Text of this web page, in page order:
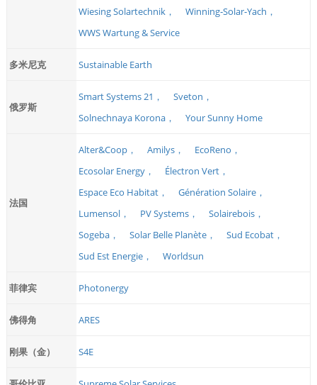
Wiesing Solartechnik，
Winning‑Solar‑Yach，
WWS Wartung & Service
多米尼克 Sustainable Earth
俄罗斯
Smart Systems 21，
Sveton，
Solnechnaya Korona，
Your Sunny Home
法国
Alter&Coop， Amilys，
EcoReno，
Ecosolar Energy，
Électron Vert，
Espace Eco Habitat，
Génération Solaire，
Lumensol，
PV Systems，
Solairebois，
Sogeba，
Solar Belle Planète，
Sud Ecobat，
Sud Est Energie，
Worldsun
菲律宾 Photonergy
佛得角 ARES
刚果（金） S4E